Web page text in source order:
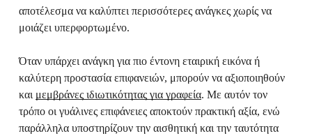
αποτέλεσμα να καλύπτει περισσότερες ανάγκες χωρίς να
μοιάζει υπερφορτωμένο.
Όταν υπάρχει ανάγκη για πιο έντονη εταιρική εικόνα ή
καλύτερη προστασία επιφανειών, μπορούν να αξιοποιηθούν
και μεμβράνες ιδιωτικότητας για γραφεία. Με αυτόν τον
τρόπο οι γυάλινες επιφάνειες αποκτούν πρακτική αξία, ενώ
παράλληλα υποστηρίζουν την αισθητική και την ταυτότητα